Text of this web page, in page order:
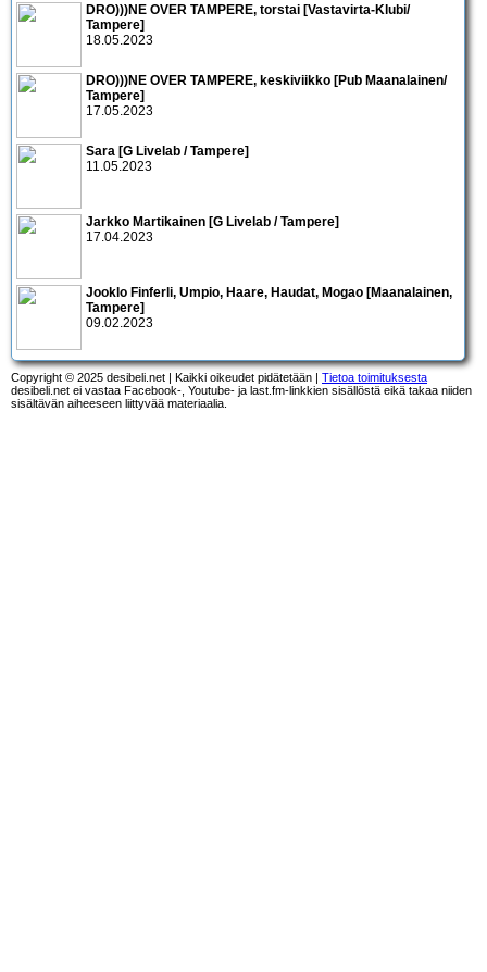
DRO)))NE OVER TAMPERE, torstai [Vastavirta-Klubi/
Tampere]
18.05.2023
DRO)))NE OVER TAMPERE, keskiviikko [Pub Maanalainen/
Tampere]
17.05.2023
Sara [G Livelab / Tampere]
11.05.2023
Jarkko Martikainen [G Livelab / Tampere]
17.04.2023
Jooklo Finferli, Umpio, Haare, Haudat, Mogao [Maanalainen,
Tampere]
09.02.2023
Copyright © 2025 desibeli.net | Kaikki oikeudet pidätetään | Tietoa toimituksesta
desibeli.net ei vastaa Facebook-, Youtube- ja last.fm-linkkien sisällöstä eikä takaa niiden
sisältävän aiheeseen liittyvää materiaalia.